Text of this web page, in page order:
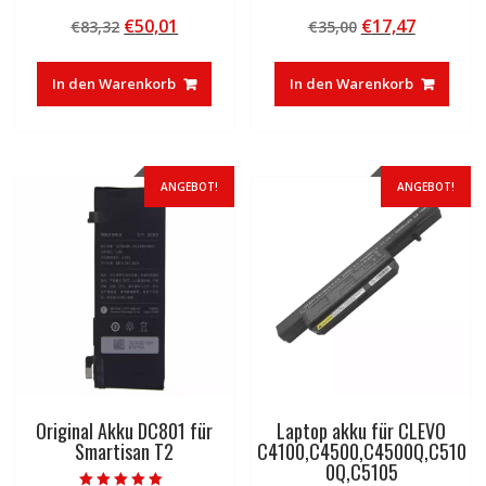
4.50
von 5
€83,32 Ursprünglicher
war:
€83,32
€50,01
ist:
€50,01.
In den Warenkorb
5.00
von 5
€35,00 Ursprünglicher
war:
€35,00
€17,47
ist:
€17,47.
In den Warenkorb
ANGEBOT!
Original Akku DC801 für
Smartisan T2
ANGEBOT!
Laptop akku für CLEVO
C4100,C4500,C4500Q,C510
0Q,C5105